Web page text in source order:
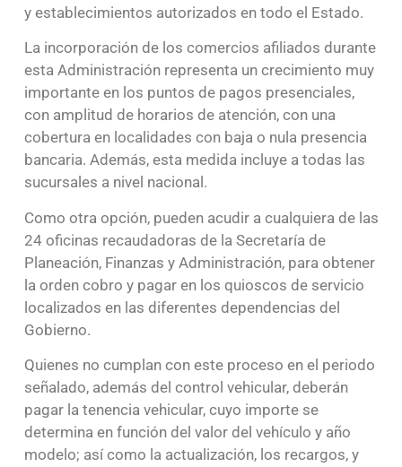
y establecimientos autorizados en todo el Estado.
La incorporación de los comercios afiliados durante
esta Administración representa un crecimiento muy
importante en los puntos de pagos presenciales,
con amplitud de horarios de atención, con una
cobertura en localidades con baja o nula presencia
bancaria. Además, esta medida incluye a todas las
sucursales a nivel nacional.
Como otra opción, pueden acudir a cualquiera de las
24 oficinas recaudadoras de la Secretaría de
Planeación, Finanzas y Administración, para obtener
la orden cobro y pagar en los quioscos de servicio
localizados en las diferentes dependencias del
Gobierno.
Quienes no cumplan con este proceso en el periodo
señalado, además del control vehicular, deberán
pagar la tenencia vehicular, cuyo importe se
determina en función del valor del vehículo y año
modelo; así como la actualización, los recargos, y